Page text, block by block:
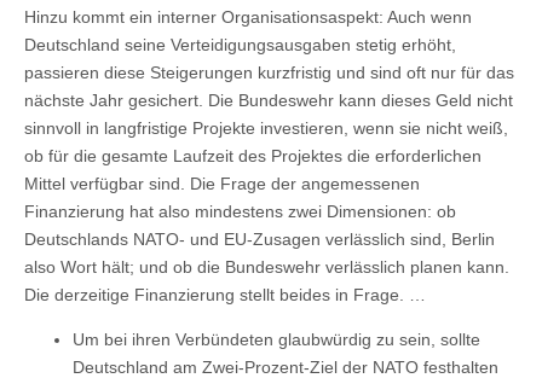
Hinzu kommt ein interner Organisationsaspekt: Auch wenn
Deutschland seine Verteidigungsausgaben stetig erhöht,
passieren diese Steigerungen kurzfristig und sind oft nur für das
nächste Jahr gesichert. Die Bundeswehr kann dieses Geld nicht
sinnvoll in langfristige Projekte investieren, wenn sie nicht weiß,
ob für die gesamte Laufzeit des Projektes die erforderlichen
Mittel verfügbar sind. Die Frage der angemessenen
Finanzierung hat also mindestens zwei Dimensionen: ob
Deutschlands NATO- und EU-Zusagen verlässlich sind, Berlin
also Wort hält; und ob die Bundeswehr verlässlich planen kann.
Die derzeitige Finanzierung stellt beides in Frage. …
Um bei ihren Verbündeten glaubwürdig zu sein, sollte
Deutschland am Zwei-Prozent-Ziel der NATO festhalten